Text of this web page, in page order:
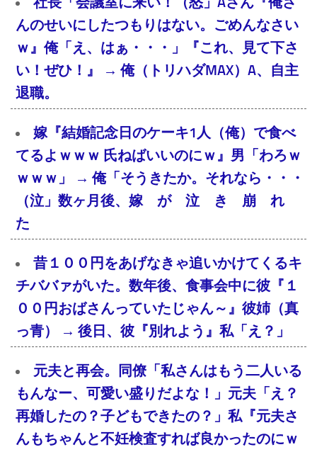
んのせいにしたつもりはない。ごめんなさい
ｗ』俺「え、はぁ・・・」『これ、見て下さ
い！ぜひ！』 → 俺（トリハダMAX）A、自主
退職。
嫁『結婚記念日のケーキ1人（俺）で食べ
てるよｗｗｗ 氏ねばいいのにｗ』男「わろｗ
ｗｗｗ」 → 俺「そうきたか。それなら・・・
（泣」数ヶ月後、嫁 が 泣 き 崩 れ
た
昔１００円をあげなきゃ追いかけてくるキ
チババァがいた。数年後、食事会中に彼『１
００円おばさんっていたじゃん～』彼姉（真
っ青） → 後日、彼『別れよう』私「え？」
元夫と再会。同僚「私さんはもう二人いる
もんなー、可愛い盛りだよな！」元夫「え？
再婚したの？子どもできたの？」私『元夫さ
んもちゃんと不妊検査すれば良かったのにｗ